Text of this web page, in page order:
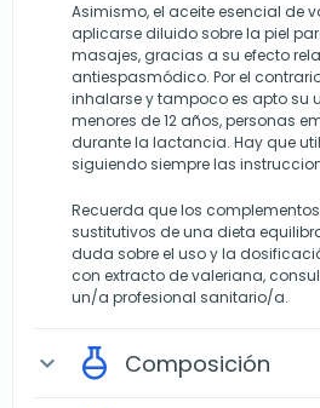
Asimismo, el aceite esencial de
aplicarse diluido sobre la piel
masajes, gracias a su efecto
antiespasmódico. Por el
inhalarse y tampoco es apto su
menores de 12 años, personas
durante la lactancia. Hay que
siguiendo siempre las
Recuerda que los
sustitutivos de una dieta
duda sobre el uso y la
con extracto de valeriana,
un/a profesional sanitario/a.
expand_more Composición